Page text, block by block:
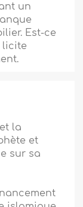
un
Est-ce
licite
la
et
sur sa